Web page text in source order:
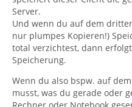
Server.
Und wenn du auf dem
nur plumpes Kopieren!)
total verzichtest, dann
Speicherung.
Wenn du also bspw. auf
musst, was du gerade oder